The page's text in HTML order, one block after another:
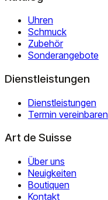
Uhren
Schmuck
Zubehör
Sonderangebote
Dienstleistungen
Dienstleistungen
Termin vereinbaren
Art de Suisse
Über uns
Neuigkeiten
Boutiquen
Kontakt